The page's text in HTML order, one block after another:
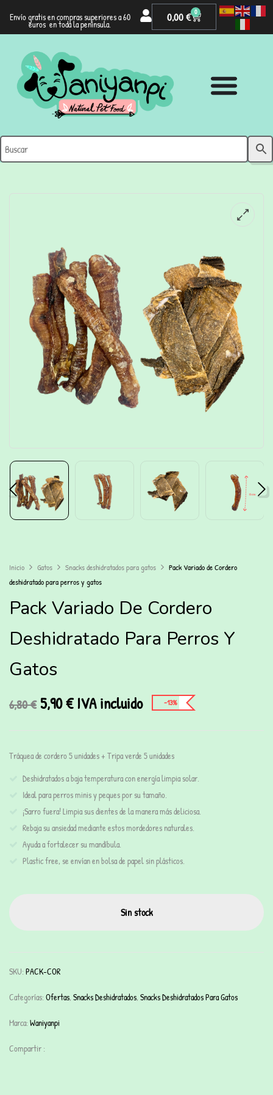
Envío gratis en compras superiores a 60
euros en toda la península.
0,00€ 0
Inicio Gatos Snacks deshidratados para gatos
Pack Variado de Cordero
deshidratado para perros y gatos
Pack Variado De Cordero
Deshidratado Para Perros Y
Gatos
6,80€ 5,90€IVA incluido -13%
Tráquea de cordero 5 unidades + Tripa verde 5 unidades
Deshidratados a baja temperatura con energía limpia solar.
Ideal para perros minis y peques por su tamaño.
¡Sarro fuera! Limpia sus dientes de la manera más deliciosa.
Rebaja su ansiedad mediante estos mordedores naturales.
Ayuda a fortalecer su mandíbula.
Plastic free, se envían en bolsa de papel sin plásticos.
Sin stock
SKU: PACK-COR
Categorías: Ofertas, Snacks Deshidratados, Snacks Deshidratados Para Gatos
Marca: Waniyanpi
Compartir :